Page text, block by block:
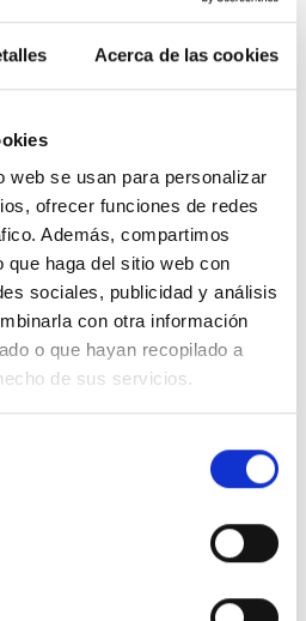
Acerca de las cookies
web se usan para personalizar
ofrecer funciones de redes
Además, compartimos
haga del sitio web con
sociales, publicidad y análisis
con otra información
o que hayan recopilado a
de sus servicios.
y prevención
el Cáncer?